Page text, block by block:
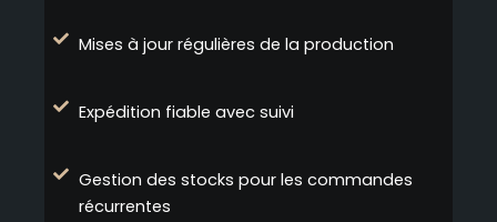
Mises à jour régulières de la production
Expédition fiable avec suivi
Gestion des stocks pour les commandes
récurrentes